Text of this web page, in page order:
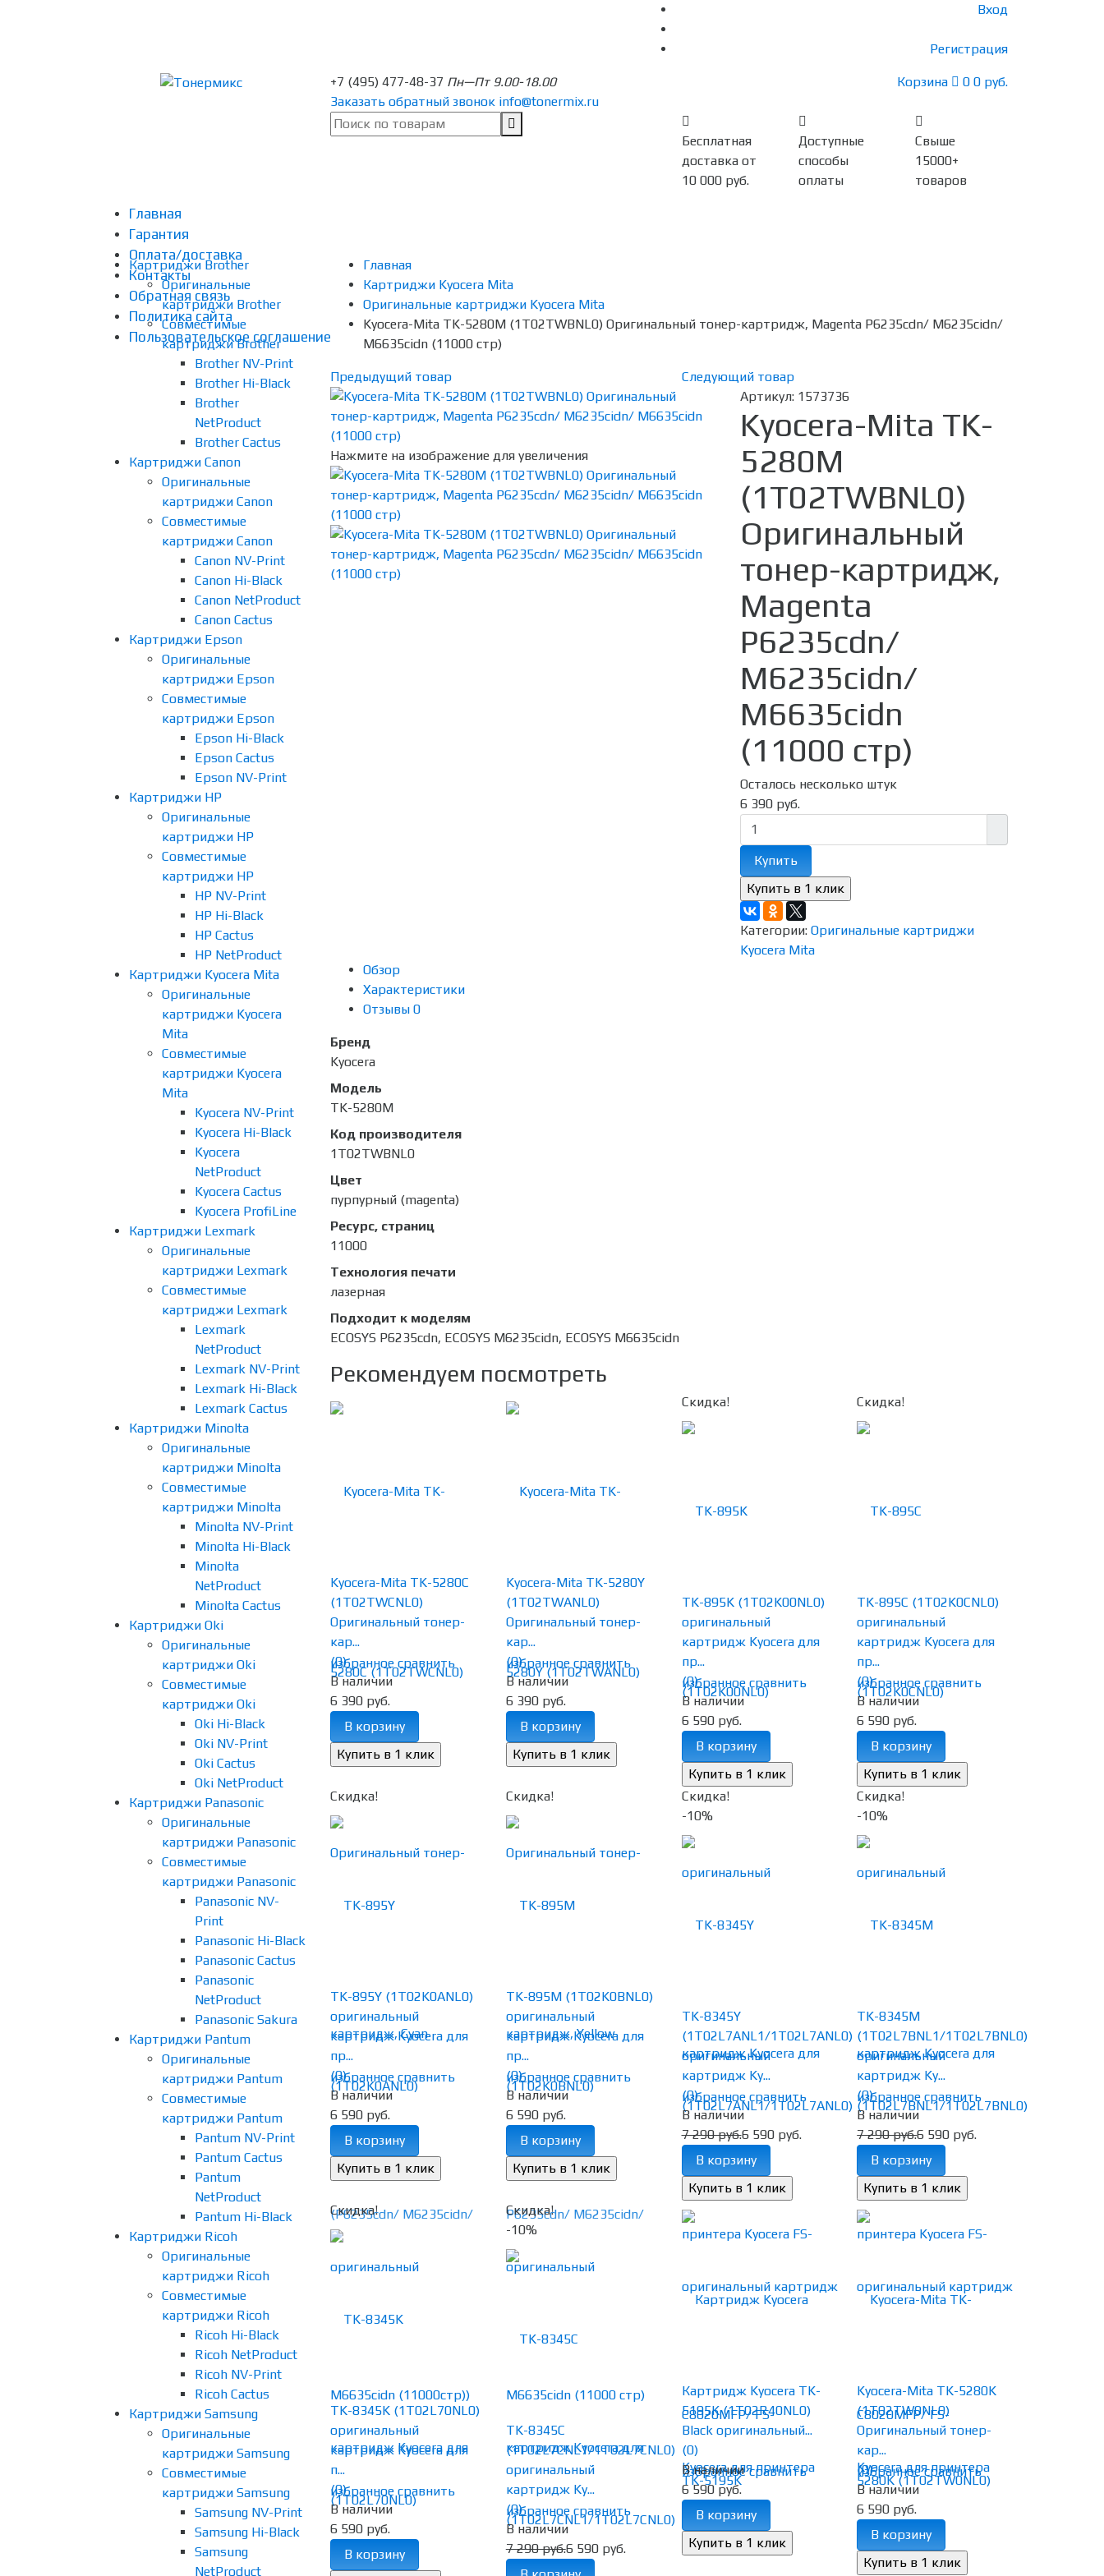
Вход
Регистрация
+7 (495) 477-48-37 Пн—Пт 9.00-18.00
Заказать обратный звонок info@tonermix.ru
Корзина 0 0 руб.
Бесплатная
доставка от
10 000 руб.
Доступные
способы
оплаты
Свыше
15000+
товаров
Главная
Гарантия
Оплата/доставка
Контакты
Обратная связь
Политика сайта
Пользовательское соглашение
Картриджи Brother
Оригинальные
картриджи Brother
Совместимые
картриджи Brother
Brother NV-Print
Brother Hi-Black
Brother
NetProduct
Brother Cactus
Картриджи Canon
Оригинальные
картриджи Canon
Совместимые
картриджи Canon
Canon NV-Print
Canon Hi-Black
Canon NetProduct
Canon Cactus
Картриджи Epson
Оригинальные
картриджи Epson
Совместимые
картриджи Epson
Epson Hi-Black
Epson Cactus
Epson NV-Print
Картриджи HP
Оригинальные
картриджи HP
Совместимые
картриджи HP
HP NV-Print
HP Hi-Black
HP Cactus
HP NetProduct
Картриджи Kyocera Mita
Оригинальные
картриджи Kyocera
Mita
Совместимые
картриджи Kyocera
Mita
Kyocera NV-Print
Kyocera Hi-Black
Kyocera
NetProduct
Kyocera Cactus
Kyocera ProfiLine
Картриджи Lexmark
Оригинальные
картриджи Lexmark
Совместимые
картриджи Lexmark
Lexmark
NetProduct
Lexmark NV-Print
Lexmark Hi-Black
Lexmark Cactus
Картриджи Minolta
Оригинальные
картриджи Minolta
Совместимые
картриджи Minolta
Minolta NV-Print
Minolta Hi-Black
Minolta
NetProduct
Minolta Cactus
Картриджи Oki
Оригинальные
картриджи Oki
Совместимые
картриджи Oki
Oki Hi-Black
Oki NV-Print
Oki Cactus
Oki NetProduct
Картриджи Panasonic
Оригинальные
картриджи Panasonic
Совместимые
картриджи Panasonic
Panasonic NV-
Print
Panasonic Hi-Black
Panasonic Cactus
Panasonic
NetProduct
Panasonic Sakura
Картриджи Pantum
Оригинальные
картриджи Pantum
Совместимые
картриджи Pantum
Pantum NV-Print
Pantum Cactus
Pantum
NetProduct
Pantum Hi-Black
Картриджи Ricoh
Оригинальные
картриджи Ricoh
Совместимые
картриджи Ricoh
Ricoh Hi-Black
Ricoh NetProduct
Ricoh NV-Print
Ricoh Cactus
Картриджи Samsung
Оригинальные
картриджи Samsung
Совместимые
картриджи Samsung
Samsung NV-Print
Samsung Hi-Black
Samsung
NetProduct
Главная
Картриджи Kyocera Mita
Оригинальные картриджи Kyocera Mita
Kyocera-Mita TK-5280M (1T02TWBNL0) Оригинальный тонер-картридж, Magenta P6235cdn/ M6235cidn/
M6635cidn (11000 стр)
Предыдущий товар Следующий товар
Нажмите на изображение для увеличения
Артикул: 1573736
Kyocera-Mita TK-
5280M
(1T02TWBNL0)
Оригинальный
тонер-картридж,
Magenta
P6235cdn/
M6235cidn/
M6635cidn
(11000 стр)
Осталось несколько штук
6 390 руб.
Купить
Категории: Оригинальные картриджи
Kyocera Mita
Обзор
Характеристики
Отзывы 0
Бренд
Kyocera
Модель
TK-5280M
Код производителя
1T02TWBNL0
Цвет
пурпурный (magenta)
Ресурс, страниц
11000
Технология печати
лазерная
Подходит к моделям
ECOSYS P6235cdn, ECOSYS M6235cidn, ECOSYS M6635cidn
Рекомендуем посмотреть
избранное сравнить
Kyocera-Mita TK-5280C
(1T02TWCNL0)
Оригинальный тонер-
кар...
(0)
В наличии
6 390 руб.
В корзину
избранное сравнить
Kyocera-Mita TK-5280Y
(1T02TWANL0)
Оригинальный тонер-
кар...
(0)
В наличии
6 390 руб.
В корзину
Скидка!
избранное сравнить
TK-895K (1T02K00NL0)
оригинальный
картридж Kyocera для
пр...
(0)
В наличии
6 590 руб.
В корзину
Скидка!
избранное сравнить
TK-895C (1T02K0CNL0)
оригинальный
картридж Kyocera для
пр...
(0)
В наличии
6 590 руб.
В корзину
Скидка!
избранное сравнить
TK-895Y (1T02K0ANL0)
оригинальный
картридж Kyocera для
пр...
(0)
В наличии
6 590 руб.
В корзину
Скидка!
избранное сравнить
TK-895M (1T02K0BNL0)
оригинальный
картридж Kyocera для
пр...
(0)
В наличии
6 590 руб.
В корзину
Скидка!
-10%
избранное сравнить
TK-8345Y
(1T02L7ANL1/1T02L7ANL0)
оригинальный
картридж Ky...
(0)
В наличии
7 290 руб.6 590 руб.
В корзину
Скидка!
-10%
избранное сравнить
TK-8345M
(1T02L7BNL1/1T02L7BNL0)
оригинальный
картридж Ky...
(0)
В наличии
7 290 руб.6 590 руб.
В корзину
Скидка!
избранное сравнить
TK-8345K (1T02L70NL0)
оригинальный
картридж Kyocera для
п...
(0)
В наличии
6 590 руб.
В корзину
Скидка!
-10%
избранное сравнить
TK-8345C
(1T02L7CNL1/1T02L7CNL0)
оригинальный
картридж Ky...
(0)
В наличии
7 290 руб.6 590 руб.
избранное сравнить
Картридж Kyocera TK-
5195K (1T02R40NL0)
Black оригинальный...
(0)
В наличии
6 590 руб.
В корзину
избранное сравнить
Kyocera-Mita TK-5280K
(1T02TW0NL0)
Оригинальный тонер-
кар...
(0)
В наличии
6 590 руб.
В корзину